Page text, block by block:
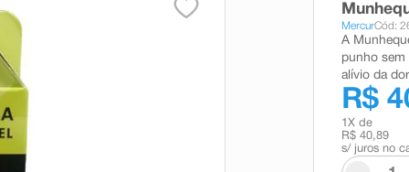
MercurCód:
A
punho sem
alívio da
R$
1 X de
R$ 40,89
s/ juros no